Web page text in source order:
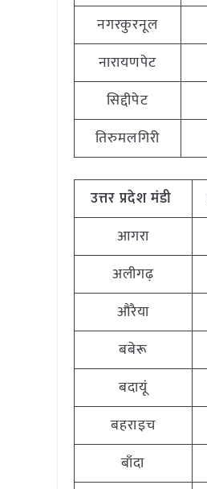
नगरकुरनूल
नारायणपेट
सिद्दीपेट
तिरुमलगिरी
उत्तर प्रदेश मंडी
आगरा
अलीगढ़
औरैया
बबेरू
बदायूं
बहराइच
बाँदा